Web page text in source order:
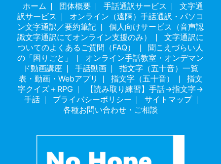
ホーム 団体概要 手話通訳サービス
文字通
訳サービス
オンライン（遠隔）手話通訳・パソコ
ン文字通訳／要約筆記
個人向けサービス（音声認
識文字通訳にてオンライン支援のみ）
文字通訳に
ついてのよくあるご質問（FAQ）
聞こえづらい人
の「困りごと」
オンライン手話教室・オンデマン
ド動画講座
手話動画
指文字（五十音）一覧
表・動画・Webアプリ
指文字（五十音）
指文
字クイズ＋RPG
【読み取り練習】手話→指文字→
手話
プライバシーポリシー
サイトマップ
各種お問い合わせ・ご相談